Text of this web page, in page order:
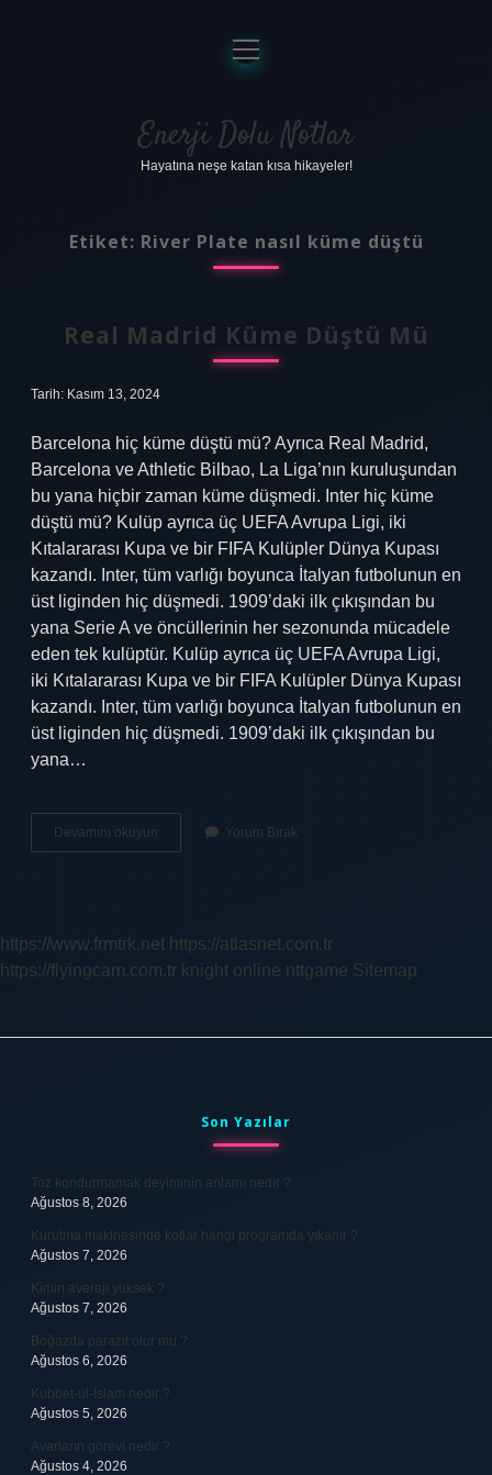
Anasayfa
Gizlilik Politikası
Yasal Uyarı
menüyü
aç
Enerji Dolu Notlar
Hayatına neşe katan kısa hikayeler!
Etiket: River Plate nasıl küme düştü
Real Madrid Küme Düştü Mü
Tarih: Kasım 13, 2024
Barcelona hiç küme düştü mü? Ayrıca Real Madrid,
Barcelona ve Athletic Bilbao, La Liga’nın kuruluşundan
bu yana hiçbir zaman küme düşmedi. Inter hiç küme
düştü mü? Kulüp ayrıca üç UEFA Avrupa Ligi, iki
Kıtalararası Kupa ve bir FIFA Kulüpler Dünya Kupası
kazandı. Inter, tüm varlığı boyunca İtalyan futbolunun en
üst liginden hiç düşmedi. 1909’daki ilk çıkışından bu
yana Serie A ve öncüllerinin her sezonunda mücadele
eden tek kulüptür. Kulüp ayrıca üç UEFA Avrupa Ligi,
iki Kıtalararası Kupa ve bir FIFA Kulüpler Dünya Kupası
kazandı. Inter, tüm varlığı boyunca İtalyan futbolunun en
üst liginden hiç düşmedi. 1909’daki ilk çıkışından bu
yana…
Devamını okuyun
Madrid
Yorum Bırak
https://www.frmtrk.net https://atlasnet.com.tr
https://flyingcam.com.tr knight online nttgame Sitemap
Son Yazılar
Toz kondurmamak deyiminin anlamı nedir ?
Ağustos 8, 2026
Kurutma makinesinde kotlar hangi programda yıkanır ?
Ağustos 7, 2026
Kimin averajı yüksek ?
Ağustos 7, 2026
Boğazda parazit olur mu ?
Ağustos 6, 2026
Kubbet-ül-İslam nedir ?
Ağustos 5, 2026
Avarların görevi nedir ?
Ağustos 4, 2026